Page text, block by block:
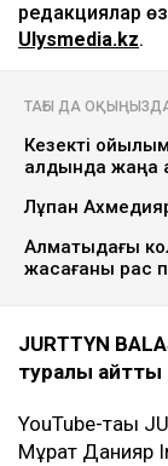
редакциялар
Ulysmedia.kz.
ТАҒЫ ДА
Кезекті
алдында жаңа
Лұқпан
Алматыдағы
жасағаны рас
JURTTYN
туралы айтты
YouTube-тағы
Мұрат Данияр